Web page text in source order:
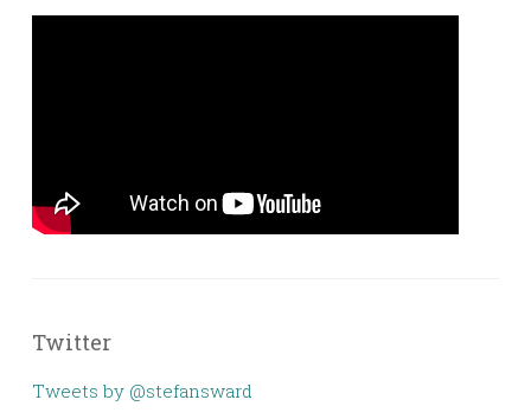
Twitter
Tweets by @stefansward